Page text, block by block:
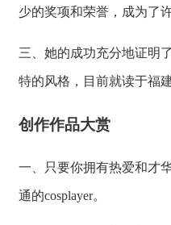
少的奖项和荣誉，成为了
三、她的成功充分地证明
特的风格，目前就读于福
创作作品大赏
一、只要你拥有热爱和才
通的cosplayer。